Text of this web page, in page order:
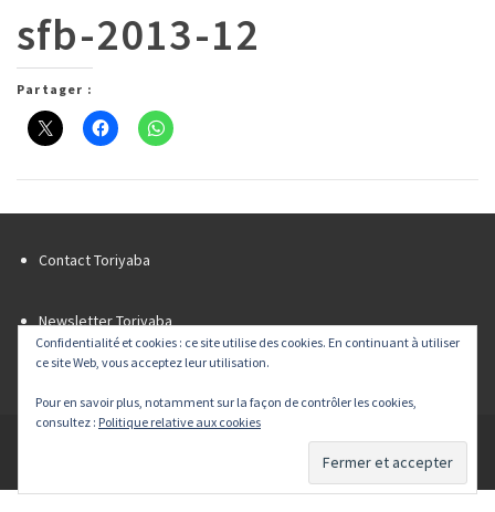
sfb-2013-12
Partager :
Contact Toriyaba
Newsletter Toriyaba
Liens
Flux RSS
Agence Web & développement Team Ever™
Plan du site
Confidentialité et cookies : ce site utilise des cookies. En continuant à utiliser
ce site Web, vous acceptez leur utilisation.
Pour en savoir plus, notamment sur la façon de contrôler les cookies,
consultez : Politique relative aux cookies